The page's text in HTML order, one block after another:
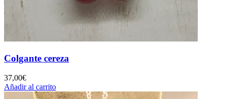
Colgante cereza
37,00€
Añadir al carrito